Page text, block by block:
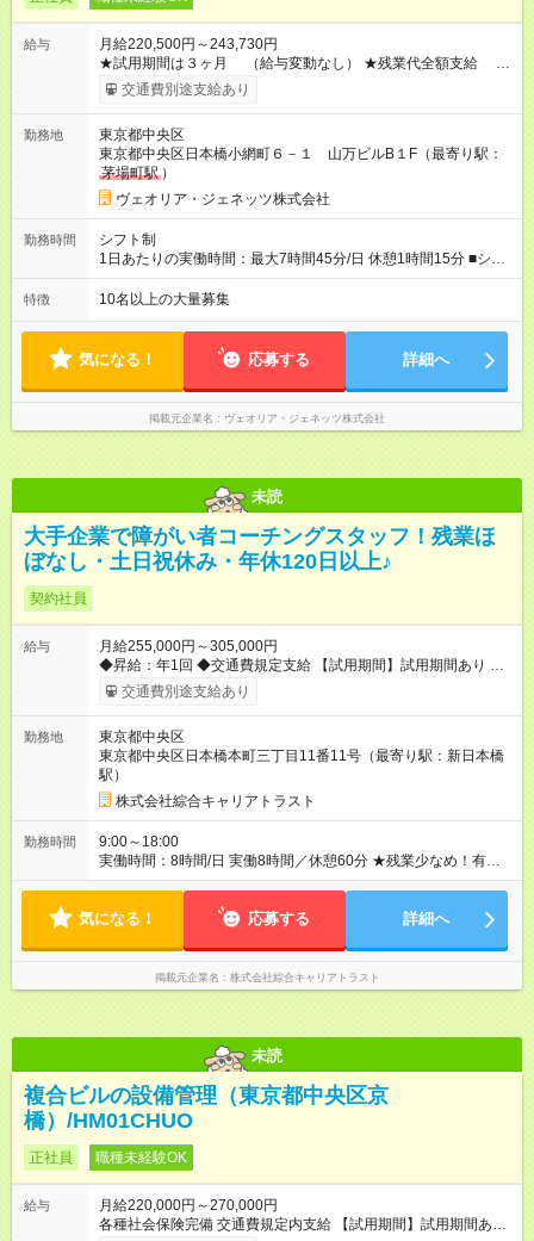
給与
月給220,500円～243,730円
★試用期間は３ヶ月 （給与変動なし） ★残業代全額支給 ★
昇給年1回 （毎年1回の昇給で、 頑張りをしっかり評価。）
★賞与年2回 （昨年度の賞与実績あり） ★地域手当 【試用期
採用時と同じです。
交通費別途支給あり
勤務地
東京都中央区
東京都中央区日本橋小網町６－１ 山万ビルB１F（最寄り駅：
茅場町駅 ）
ヴェオリア・ジェネッツ株式会社
勤務時間
シフト制
1日あたりの実働時間：最大7時間45分/日 休憩1時間15分 ■シフ
ト例 ・9：00～18：00 （メイン） ・8：00～17：00 （土日
祝、月1～2回） ・13：00～22：00 ・7：00～16：00 ※シフト
ートも充実 ★完全週休2日制 ★夏季・年末年始休暇で リフレ
ッシュできます
特徴 10名以上の大量募集
気になる！ 応募する 詳細へ
掲載元企業名 ヴェオリア・ジェネッツ株式会社
未読
大手企業で障がい者コーチングスタッフ！残業ほ
ぼなし・土日祝休み・年休120日以上♪
契約社員
給与
月給255,000円～305,000円
◆昇給：年1回 ◆交通費規定支給 【試用期間】試用期間あり 試用
期間の長さ：3ヶ月 雇用形態、給与は本採用時と同じです。
交通費別途支給あり
勤務地
東京都中央区
東京都中央区日本橋本町三丁目11番11号（最寄り駅：新日本橋
駅）
株式会社綜合キャリアトラスト
勤務時間
9:00～18:00
実働時間：8時間/日 実働8時間／休憩60分 ★残業少なめ！有給
も基本取りやすいので、プライベートも充実♪
気になる！ 応募する 詳細へ
掲載元企業名 株式会社綜合キャリアトラスト
未読
複合ビルの設備管理（東京都中央区京
橋）/HM01CHUO
正社員 職種未経験OK
給与
月給220,000円～270,000円
各種社会保険完備 交通費規定内支給 【試用期間】試用期間あり